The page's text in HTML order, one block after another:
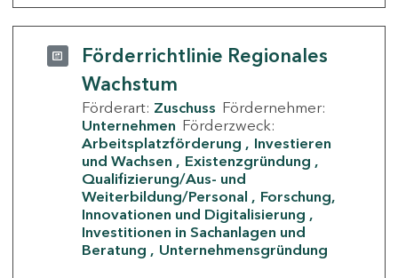
Förderrichtlinie Regionales
Wachstum
Förderart: Zuschuss Fördernehmer:
Unternehmen Förderzweck:
Arbeitsplatzförderung
Investieren
und Wachsen
Existenzgründung
Qualifizierung/Aus- und
Weiterbildung/Personal
Forschung,
Innovationen und Digitalisierung
Investitionen in Sachanlagen und
Beratung
Unternehmensgründung